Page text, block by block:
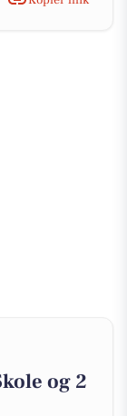
og 2